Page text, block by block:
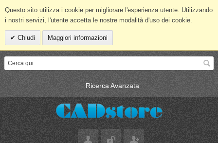
Questo sito utilizza i cookie per migliorare l'esperienza utente. Utilizzando
i nostri servizi, l'utente accetta le nostre modalità d'uso dei cookie.
Chiudi Maggiori informazioni
Ricerca Avanzata